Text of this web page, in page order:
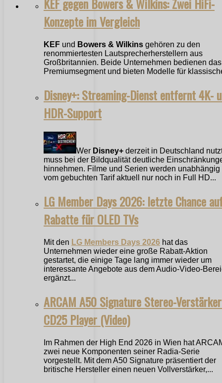
KEF gegen Bowers & Wilkins: Zwei HiFi-
Konzepte im Vergleich
KEF und Bowers & Wilkins gehören zu den
renommiertesten Lautsprecherherstellern aus
Großbritannien. Beide Unternehmen bedienen das
Premiumsegment und bieten Modelle für
Disney+: Streaming-Dienst entfernt 4K-
HDR-Support
Wer Disney+ derzeit in Deutschland
muss bei der Bildqualität deutliche
hinnehmen. Filme und Serien werden unabhängig
vom gebuchten Tarif aktuell nur noch in Full HD...
LG Member Days 2026: letzte Chance
Rabatte für OLED TVs
Mit den LG Members Days 2026 hat das
Unternehmen wieder eine große Rabatt-Aktion
gestartet, die einige Tage lang immer wieder um
interessante Angebote aus dem Audio-Video-
ergänzt...
ARCAM A50 Signature Stereo-
CD25 Player (Video)
Im Rahmen der High End 2026 in Wien hat
zwei neue Komponenten seiner Radia-Serie
vorgestellt. Mit dem A50 Signature präsentiert der
britische Hersteller einen neuen Vollverstärker,...